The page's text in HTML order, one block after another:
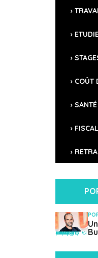
Klaus Iohannis
5,1 % (2021)
COÛT
SANTÉ
" class="attachment-mvp-small-thumb size-mvp-small-thumb wp-post-image" alt="" />